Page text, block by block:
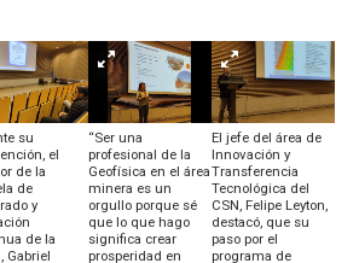
su
el
de la
de
y
de la
Gabriel
“Ser una
profesional de la
Geofísica en el área
minera es un
orgullo porque sé
que lo que hago
significa crear
prosperidad en
El jefe del área de
Innovación y
Transferencia
Tecnológica del
CSN, Felipe Leyton,
destacó, que su
paso por el
programa de